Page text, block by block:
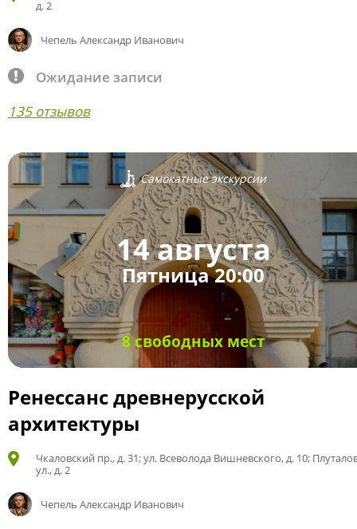
д. 2
Чепель Александр Иванович
Ожидание записи
135 отзывов
Самокатные экскурсии
14 августа
Пятница 20:00
8 свободных мест
Ренессанс древнерусской
архитектуры
Чкаловский пр., д. 31; ул. Всеволода Вишневского, д. 10;
ул., д. 2
Чепель Александр Иванович